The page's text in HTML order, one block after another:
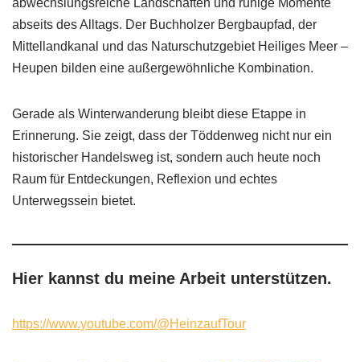
abwechslungsreiche Landschaften und ruhige Momente
abseits des Alltags. Der Buchholzer Bergbaupfad, der
Mittellandkanal und das Naturschutzgebiet Heiliges Meer –
Heupen bilden eine außergewöhnliche Kombination.
Gerade als Winterwanderung bleibt diese Etappe in
Erinnerung. Sie zeigt, dass der Töddenweg nicht nur ein
historischer Handelsweg ist, sondern auch heute noch
Raum für Entdeckungen, Reflexion und echtes
Unterwegssein bietet.
Hier kannst du meine Arbeit unterstützen.
https://www.youtube.com/@HeinzaufTour